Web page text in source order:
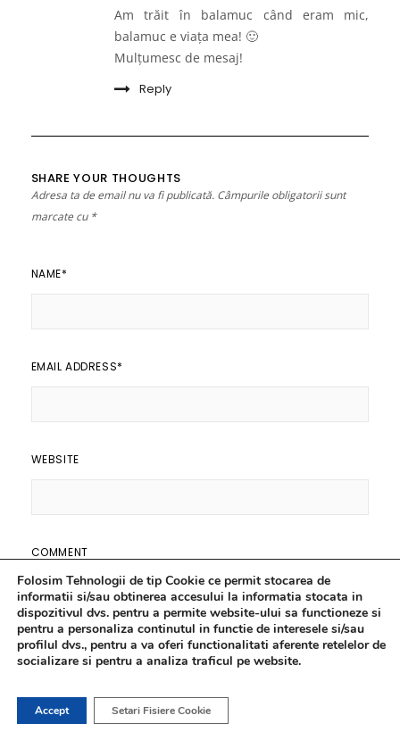
Am trăit în balamuc când eram mic,
balamuc e viața mea! 🙂
Mulțumesc de mesaj!
Reply
SHARE YOUR THOUGHTS
Adresa ta de email nu va fi publicată. Câmpurile obligatorii sunt
marcate cu *
NAME*
EMAIL ADDRESS*
WEBSITE
COMMENT
Folosim Tehnologii de tip Cookie ce permit stocarea de
informatii si/sau obtinerea accesului la informatia stocata in
dispozitivul dvs. pentru a permite website-ului sa functioneze si
pentru a personaliza continutul in functie de interesele si/sau
profilul dvs., pentru a va oferi functionalitati aferente retelelor de
socializare si pentru a analiza traficul pe website.
Accept Setari Fisiere Cookie